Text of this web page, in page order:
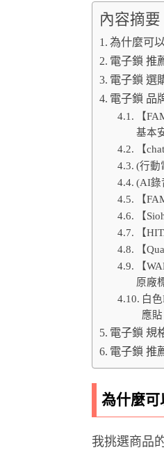
內容摘要
為什麼可
電子鎖 推
電子鎖 選
電子鎖 品
【
基本
【
(行動
(AI錄
【
【
【
【
【
原廠
白
應貼
電子鎖 規
電子鎖 推
為什麼可
我挑選商品